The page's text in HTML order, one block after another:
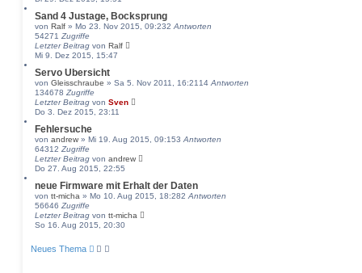
Sand 4 Justage, Bocksprung
von Ralf » Mo 23. Nov 2015, 09:232 Antworten
54271 Zugriffe
Letzter Beitrag von Ralf
Mi 9. Dez 2015, 15:47
Servo Übersicht
von Gleisschraube » Sa 5. Nov 2011, 16:21 14 Antworten
134678 Zugriffe
Letzter Beitrag von Sven
Do 3. Dez 2015, 23:11
Fehlersuche
von andrew » Mi 19. Aug 2015, 09:153 Antworten
64312 Zugriffe
Letzter Beitrag von andrew
Do 27. Aug 2015, 22:55
neue Firmware mit Erhalt der Daten
von tt-micha » Mo 10. Aug 2015, 18:282 Antworten
56646 Zugriffe
Letzter Beitrag von tt-micha
So 16. Aug 2015, 20:30
Neues Thema